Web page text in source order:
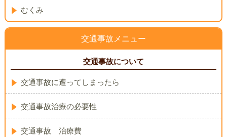
むくみ
交通事故メニュー
交通事故について
交通事故に遭ってしまったら
交通事故治療の必要性
交通事故 治療費